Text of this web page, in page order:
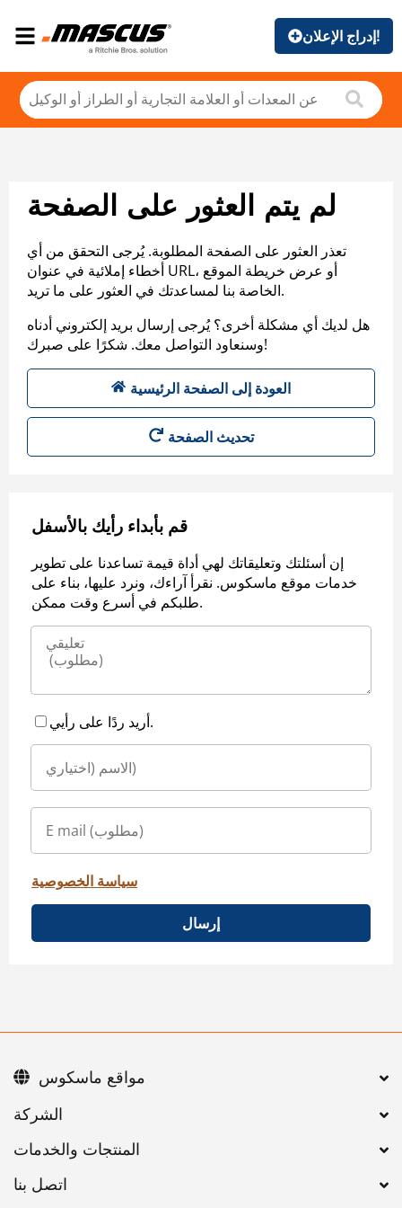
إدراج الإعلان!
لم يتم العثور على الصفحة
تعذر العثور على الصفحة المطلوبة. يُرجى التحقق من أي
أخطاء إملائية في عنوان URL، أو عرض خريطة الموقع
الخاصة بنا لمساعدتك في العثور على ما تريد.
هل لديك أي مشكلة أخرى؟ يُرجى إرسال بريد إلكتروني أدناه
وسنعاود التواصل معك. شكرًا على صبرك!
العودة إلى الصفحة الرئيسية
تحديث الصفحة
قم بأبداء رأيك بالأسفل
إن أسئلتك وتعليقاتك لهي أداة قيمة تساعدنا على تطوير
خدمات موقع ماسكوس. نقرأ آراءك، ونرد عليها، بناء على
طلبكم في أسرع وقت ممكن.
أريد ردًا على رأيي.
سياسة الخصوصية
إرسال
اتصل بنا
مواقع ماسكوس